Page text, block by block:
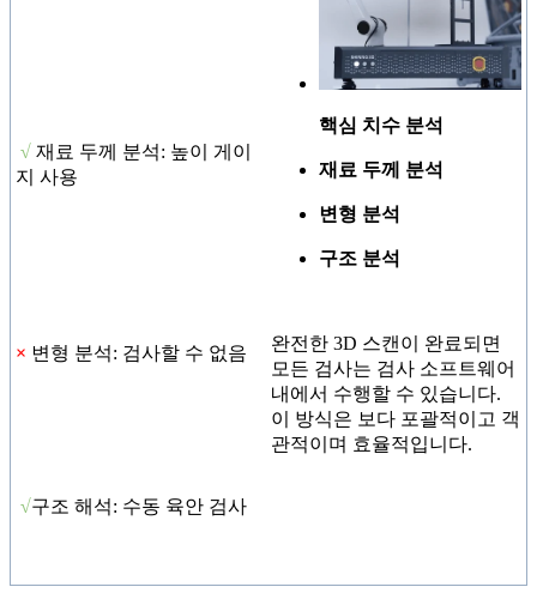
핵심 치수 분석
재료 두께 분석
변형 분석
구조 분석
완전한 3D 스캔이 완료되면
모든 검사는 검사 소프트웨어
내에서 수행할 수 있습니다.
이 방식은 보다 포괄적이고 객
관적이며 효율적입니다.
√ 재료 두께 분석: 높이 게이
지 사용
× 변형 분석: 검사할 수 없음
√구조 해석: 수동 육안 검사